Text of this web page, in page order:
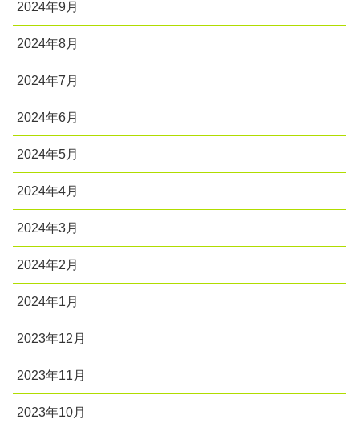
2024年9月
2024年8月
2024年7月
2024年6月
2024年5月
2024年4月
2024年3月
2024年2月
2024年1月
2023年12月
2023年11月
2023年10月